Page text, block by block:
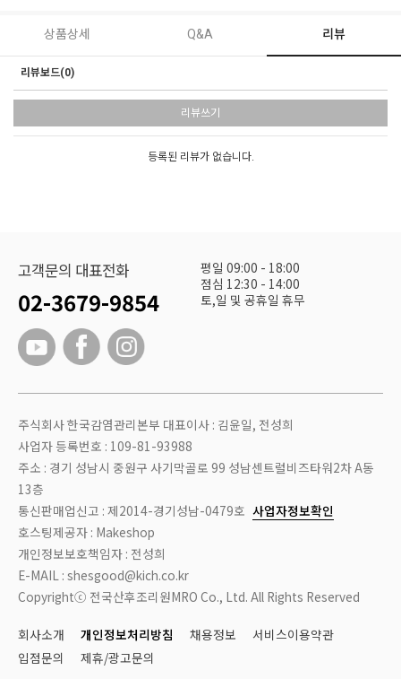
상품상세 Q&A 리뷰
리뷰보드(0)
리뷰쓰기
등록된 리뷰가 없습니다.
고객문의 대표전화
02-3679-9854
평일 09:00 - 18:00
점심 12:30 - 14:00
토,일 및 공휴일 휴무
주식회사 한국감염관리본부 대표이사 : 김윤일, 전성희
사업자 등록번호 : 109-81-93988
주소 : 경기 성남시 중원구 사기막골로 99 성남센트럴비즈타워2차 A동
13층
통신판매업신고 : 제2014-경기성남-0479호 사업자정보확인
호스팅제공자 : Makeshop
개인정보보호책임자 : 전성희
E-MAIL : shesgood@kich.co.kr
Copyrightⓒ 전국산후조리원MRO Co., Ltd. All Rights Reserved
회사소개 개인정보처리방침 채용정보
서비스이용약관
입점문의
제휴/광고문의